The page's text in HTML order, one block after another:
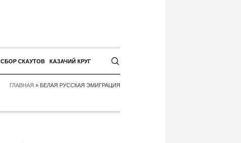
СБОР СКАУТОВ КАЗАЧИЙ КРУГ
ГЛАВНАЯ » БЕЛАЯ РУССКАЯ ЭМИГРАЦИЯ